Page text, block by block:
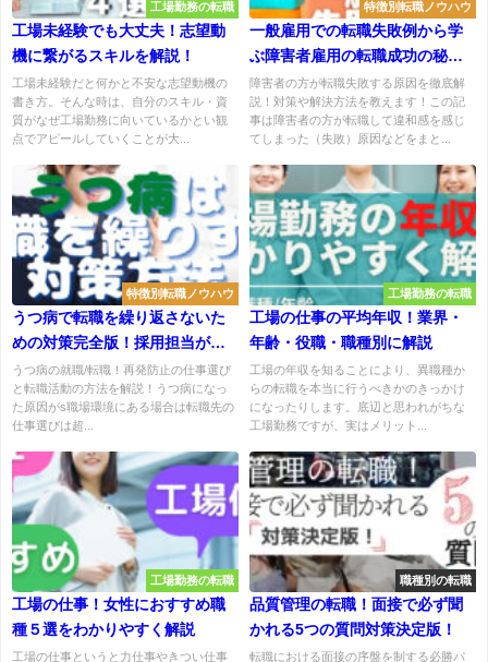
工場勤務の転職
工場未経験でも大丈夫！志望動
機に繋がるスキルを解説！
工場未経験だと何かと不安な志望動機の
書き方。そんな時は、自分のスキル・資
質がなぜ工場勤務に向いているかとい観
点でアピールしていくことが大...
特徴別転職ノウハウ
一般雇用での転職失敗例から学
ぶ障害者雇用の転職成功の秘
訣！
障害者の方が転職失敗する原因を徹底解
説！対策や解決方法を教えます！この記
事は障害者の方が転職して違和感を感じ
てしまった（失敗）原因などをまと...
特徴別転職ノウハウ
うつ病で転職を繰り返さないた
めの対策完全版！採用担当が解
説
うつ病の就職/転職！再発防止の仕事選び
と転職活動の方法を解説！うつ病になっ
た原因がs職場環境にある場合は転職先の
仕事選びは超...
工場勤務の転職
工場の仕事の平均年収！業界・
年齢・役職・職種別に解説
工場の年収を知ることにより、異職種か
らの転職を本当に行うべきかのきっかけ
になったりします。底辺と思われがちな
工場勤務ですが、実はメリット...
工場勤務の転職
工場の仕事！女性におすすめ職
種５選をわかりやすく解説
工場の仕事というと力仕事やきつい仕事
職種別の転職
品質管理の転職！面接で必ず聞
かれる5つの質問対策決定版！
転職における面接の序盤を制する必勝パ